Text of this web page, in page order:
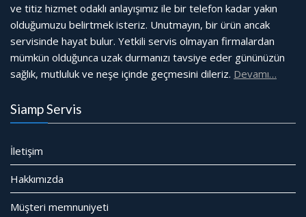
ve titiz hizmet odaklı anlayışımız ile bir telefon kadar yakın
olduğumuzu belirtmek isteriz. Unutmayın, bir ürün ancak
servisinde hayat bulur. Yetkili servis olmayan firmalardan
mümkün olduğunca uzak durmanızı tavsiye eder gününüzün
sağlık, mutluluk ve neşe içinde geçmesini dileriz. Devamı…
Siamp Servis
İletişim
Hakkımızda
Müşteri memnuniyeti